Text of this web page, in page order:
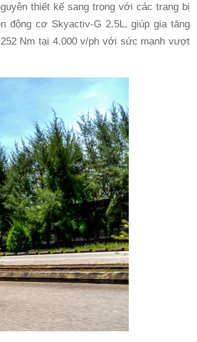
thiết kế sang trọng với các trang bị
động cơ Skyactiv-G 2.5L, giúp gia tăng
Nm tại 4.000 v/ph với sức mạnh vượt